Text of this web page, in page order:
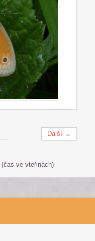
Další →
(čas ve vteřinách)